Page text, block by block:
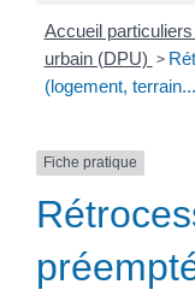
Accueil particuliers
urbain (DPU) >
(logement,
Fiche pratique